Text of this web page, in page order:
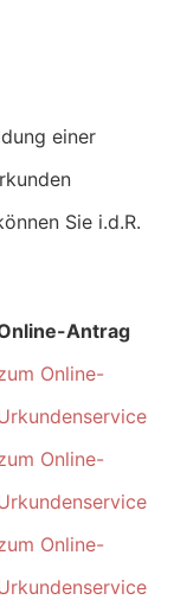
einer
Sie i.d.R.
Antrag
Online-
Online-
Online-